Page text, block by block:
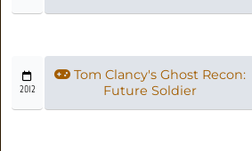
2012
Tom Clancy's Ghost Recon:
Future Soldier